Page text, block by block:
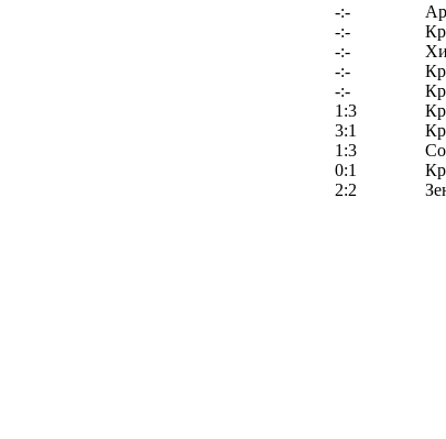
-:-
-:-
-:-
-:-
-:-
1:3
3:1
1:3
0:1
2:2